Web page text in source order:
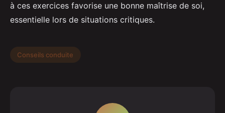
à ces exercices favorise une bonne maîtrise de soi,
essentielle lors de situations critiques.
Conseils conduite